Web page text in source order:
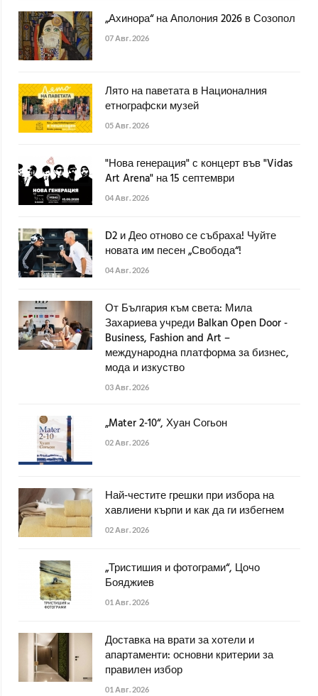
„Ахинора“ на Аполония 2026 в Созопол
07 Авг. 2026
Лято на паветата в Националния
етнографски музей
05 Авг. 2026
"Нова генерация" с концерт във "Vidas
Art Arena" на 15 септември
04 Авг. 2026
D2 и Део отново се събраха! Чуйте
новата им песен „Свобода“!
04 Авг. 2026
От България към света: Мила
Захариева учреди Balkan Open Door -
Business, Fashion and Art –
международна платформа за бизнес,
мода и изкуство
03 Авг. 2026
„Mater 2-10“, Хуан Согьон
02 Авг. 2026
Най-честите грешки при избора на
хавлиени кърпи и как да ги избегнем
02 Авг. 2026
„Тристишия и фотограми“, Цочо
Бояджиев
01 Авг. 2026
Доставка на врати за хотели и
апартаменти: основни критерии за
правилен избор
01 Авг. 2026